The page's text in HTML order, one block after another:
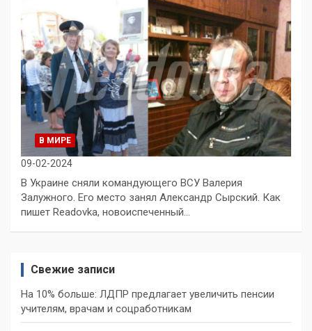
В МИРЕ
09-02-2024
В Украине сняли командующего ВСУ Валерия
Залужного. Его место занял Александр Сырский. Как
пишет Readovka, новоиспеченный…
Свежие записи
На 10% больше: ЛДПР предлагает увеличить пенсии
учителям, врачам и соцработникам